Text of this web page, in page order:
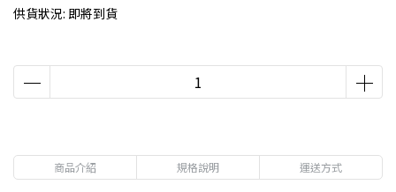
供貨狀況: 即將到貨
商品介紹 規格說明 運送方式